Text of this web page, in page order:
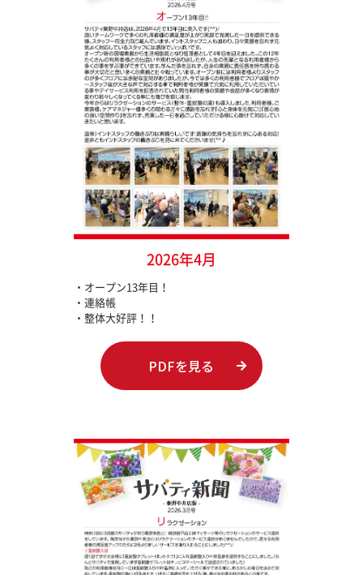
2026年4月
・オープン13年目！
・連絡帳
・整体大好評！！
PDFを見る